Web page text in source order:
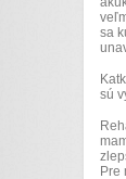
sa
sú
Pre